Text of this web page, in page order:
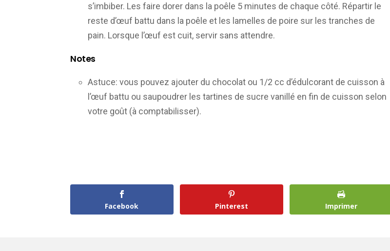
s’imbiber. Les faire dorer dans la poêle 5 minutes de chaque côté. Répartir le
reste d’œuf battu dans la poêle et les lamelles de poire sur les tranches de
pain. Lorsque l’œuf est cuit, servir sans attendre.
Notes
Astuce: vous pouvez ajouter du chocolat ou 1/2 cc d’édulcorant de cuisson à
l’œuf battu ou saupoudrer les tartines de sucre vanillé en fin de cuisson selon
votre goût (à comptabilisser).
Facebook Pinterest Imprimer